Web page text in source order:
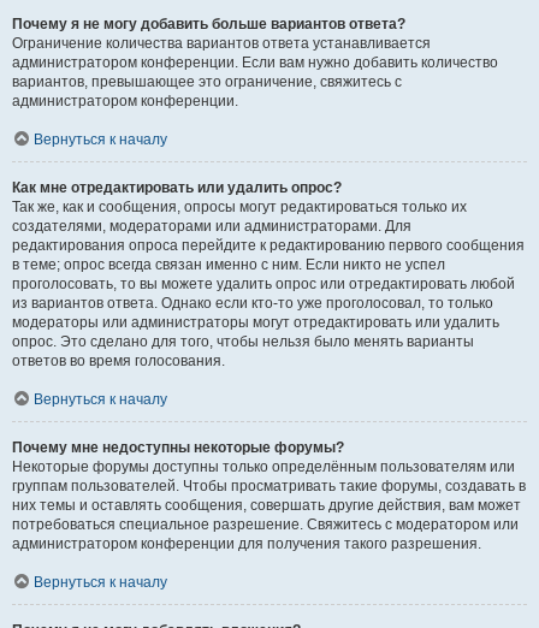
Почему я не могу добавить больше вариантов ответа?
Ограничение количества вариантов ответа устанавливается
администратором конференции. Если вам нужно добавить количество
вариантов, превышающее это ограничение, свяжитесь с
администратором конференции.
Вернуться к началу
Как мне отредактировать или удалить опрос?
Так же, как и сообщения, опросы могут редактироваться только их
создателями, модераторами или администраторами. Для
редактирования опроса перейдите к редактированию первого сообщения
в теме; опрос всегда связан именно с ним. Если никто не успел
проголосовать, то вы можете удалить опрос или отредактировать любой
из вариантов ответа. Однако если кто-то уже проголосовал, то только
модераторы или администраторы могут отредактировать или удалить
опрос. Это сделано для того, чтобы нельзя было менять варианты
ответов во время голосования.
Вернуться к началу
Почему мне недоступны некоторые форумы?
Некоторые форумы доступны только определённым пользователям или
группам пользователей. Чтобы просматривать такие форумы, создавать в
них темы и оставлять сообщения, совершать другие действия, вам может
потребоваться специальное разрешение. Свяжитесь с модератором или
администратором конференции для получения такого разрешения.
Вернуться к началу